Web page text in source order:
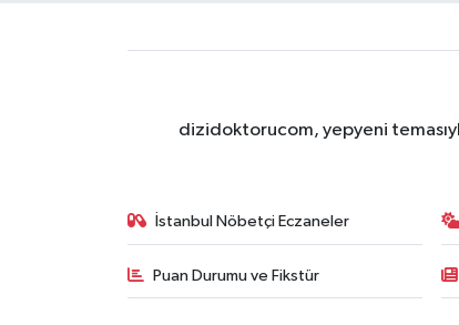
dizidoktorucom, yepyeni
İstanbul Nöbetçi Eczaneler
Puan Durumu ve Fikstür